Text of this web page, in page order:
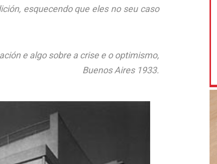
esquecendo que eles no seu caso
e algo sobre a crise e o optimismo,
Buenos Aires 1933.